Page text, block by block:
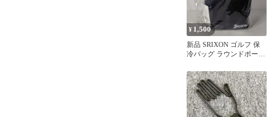
¥ 1,500
新品 SRIXON ゴルフ 保
冷バッグ ラウンドポーチ